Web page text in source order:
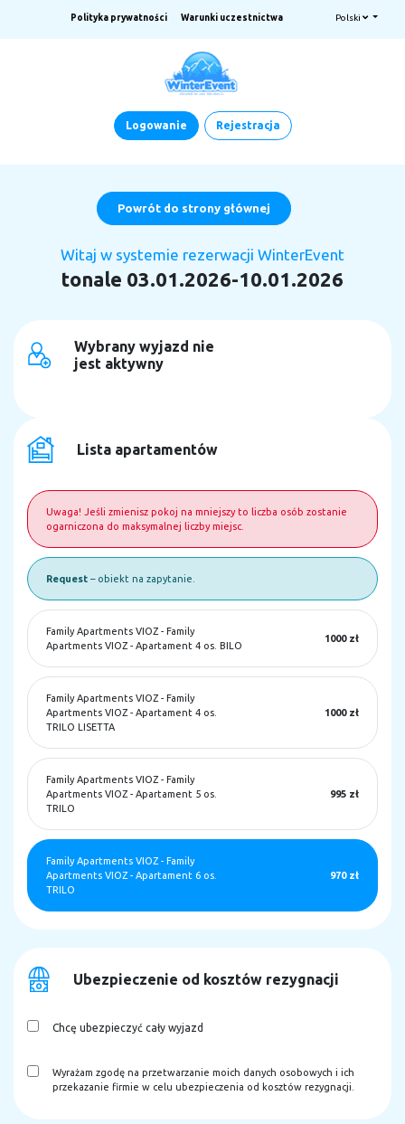
Polityka prywatności Warunki uczestnictwa Polski
Logowanie Rejestracja
Powrót do strony głównej
Witaj w systemie rezerwacji WinterEvent
tonale 03.01.2026-10.01.2026
Lista apartamentów
Uwaga! Jeśli zmienisz pokoj na mniejszy to liczba osób zostanie
ogarniczona do maksymalnej liczby miejsc.
Request – obiekt na zapytanie.
Family Apartments VIOZ - Family
Apartments VIOZ - Apartament 4 os. BILO
1000 zł
Family Apartments VIOZ - Family
Apartments VIOZ - Apartament 4 os.
TRILO LISETTA
1000 zł
Family Apartments VIOZ - Family
Apartments VIOZ - Apartament 5 os.
TRILO
995 zł
Family Apartments VIOZ - Family
Apartments VIOZ - Apartament 6 os.
TRILO
970 zł
Ubezpieczenie od kosztów rezygnacji
Chcę ubezpieczyć cały wyjazd
Wyrażam zgodę na przetwarzanie moich danych osobowych i ich
przekazanie firmie w celu ubezpieczenia od kosztów rezygnacji.
Wybrany wyjazd nie
jest aktywny